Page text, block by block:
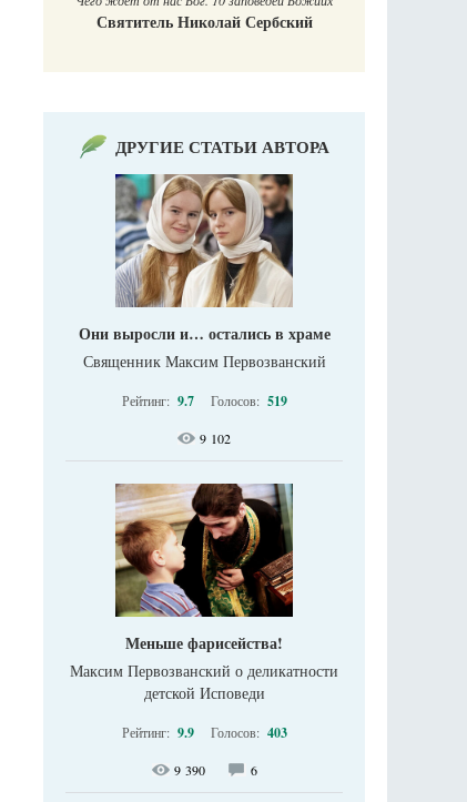
Святитель Николай Сербский
ДРУГИЕ СТАТЬИ АВТОРА
Они выросли и… остались в храме
Священник Максим Первозванский
Рейтинг: 9.7 Голосов: 519
9 102
Меньше фарисейства!
Максим Первозванский о деликатности
детской Исповеди
Рейтинг: 9.9 Голосов: 403
9 390 6